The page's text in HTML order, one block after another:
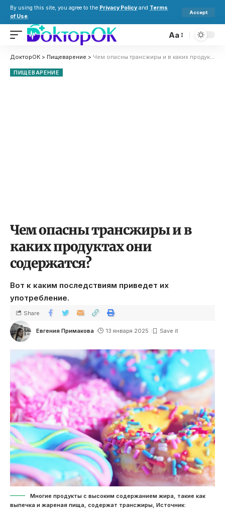
By using this site, you agree to the Privacy Policy and Terms
of Use.
Accept
Aa
ДокторОК > Пищеварение > Чем опасны трансжиры и в каких продуктах они содержатся?
ПИЩЕВАРЕНИЕ
Чем опасны трансжиры и в
каких продуктах они
содержатся?
Вот к каким последствиям приведет их
употребление.
Евгения Примакова 13 января 2025
Share
Многие продукты с высоким содержанием жира, такие как
выпечка и жареная пища, содержат трансжиры, Источник: